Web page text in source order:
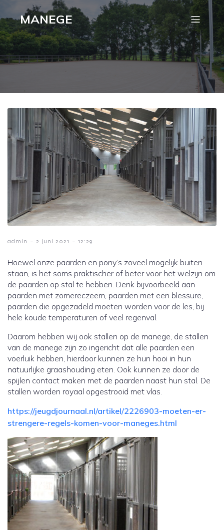
MANEGE
admin - 2 juni 2021 - 12:29
Hoewel onze paarden en pony’s zoveel mogelijk buiten
staan, is het soms praktischer of beter voor het welzijn om
de paarden op stal te hebben. Denk bijvoorbeeld aan
paarden met zomereczeem, paarden met een blessure,
paarden die opgezadeld moeten worden voor de les, bij
hele koude temperaturen of veel regenval.
Daarom hebben wij ook stallen op de manege, de stallen
van de manege zijn zo ingericht dat alle paarden een
voerluik hebben, hierdoor kunnen ze hun hooi in hun
natuurlijke graashouding eten. Ook kunnen ze door de
spijlen contact maken met de paarden naast hun stal. De
stallen worden royaal opgestrooid met vlas.
https://jeugdjournaal.nl/artikel/2226903-moeten-er-
strengere-regels-komen-voor-maneges.html